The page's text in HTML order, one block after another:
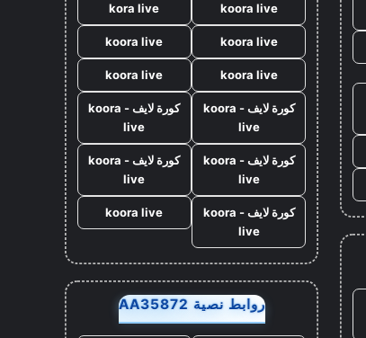
koora live
kora live
koora live
koora live
koora live
koora live
كورة لايف - koora
live
كورة لايف - koora
live
كورة لايف - koora
live
كورة لايف - koora
live
كورة لايف - koora
live
koora live
روابط نصية AA35872